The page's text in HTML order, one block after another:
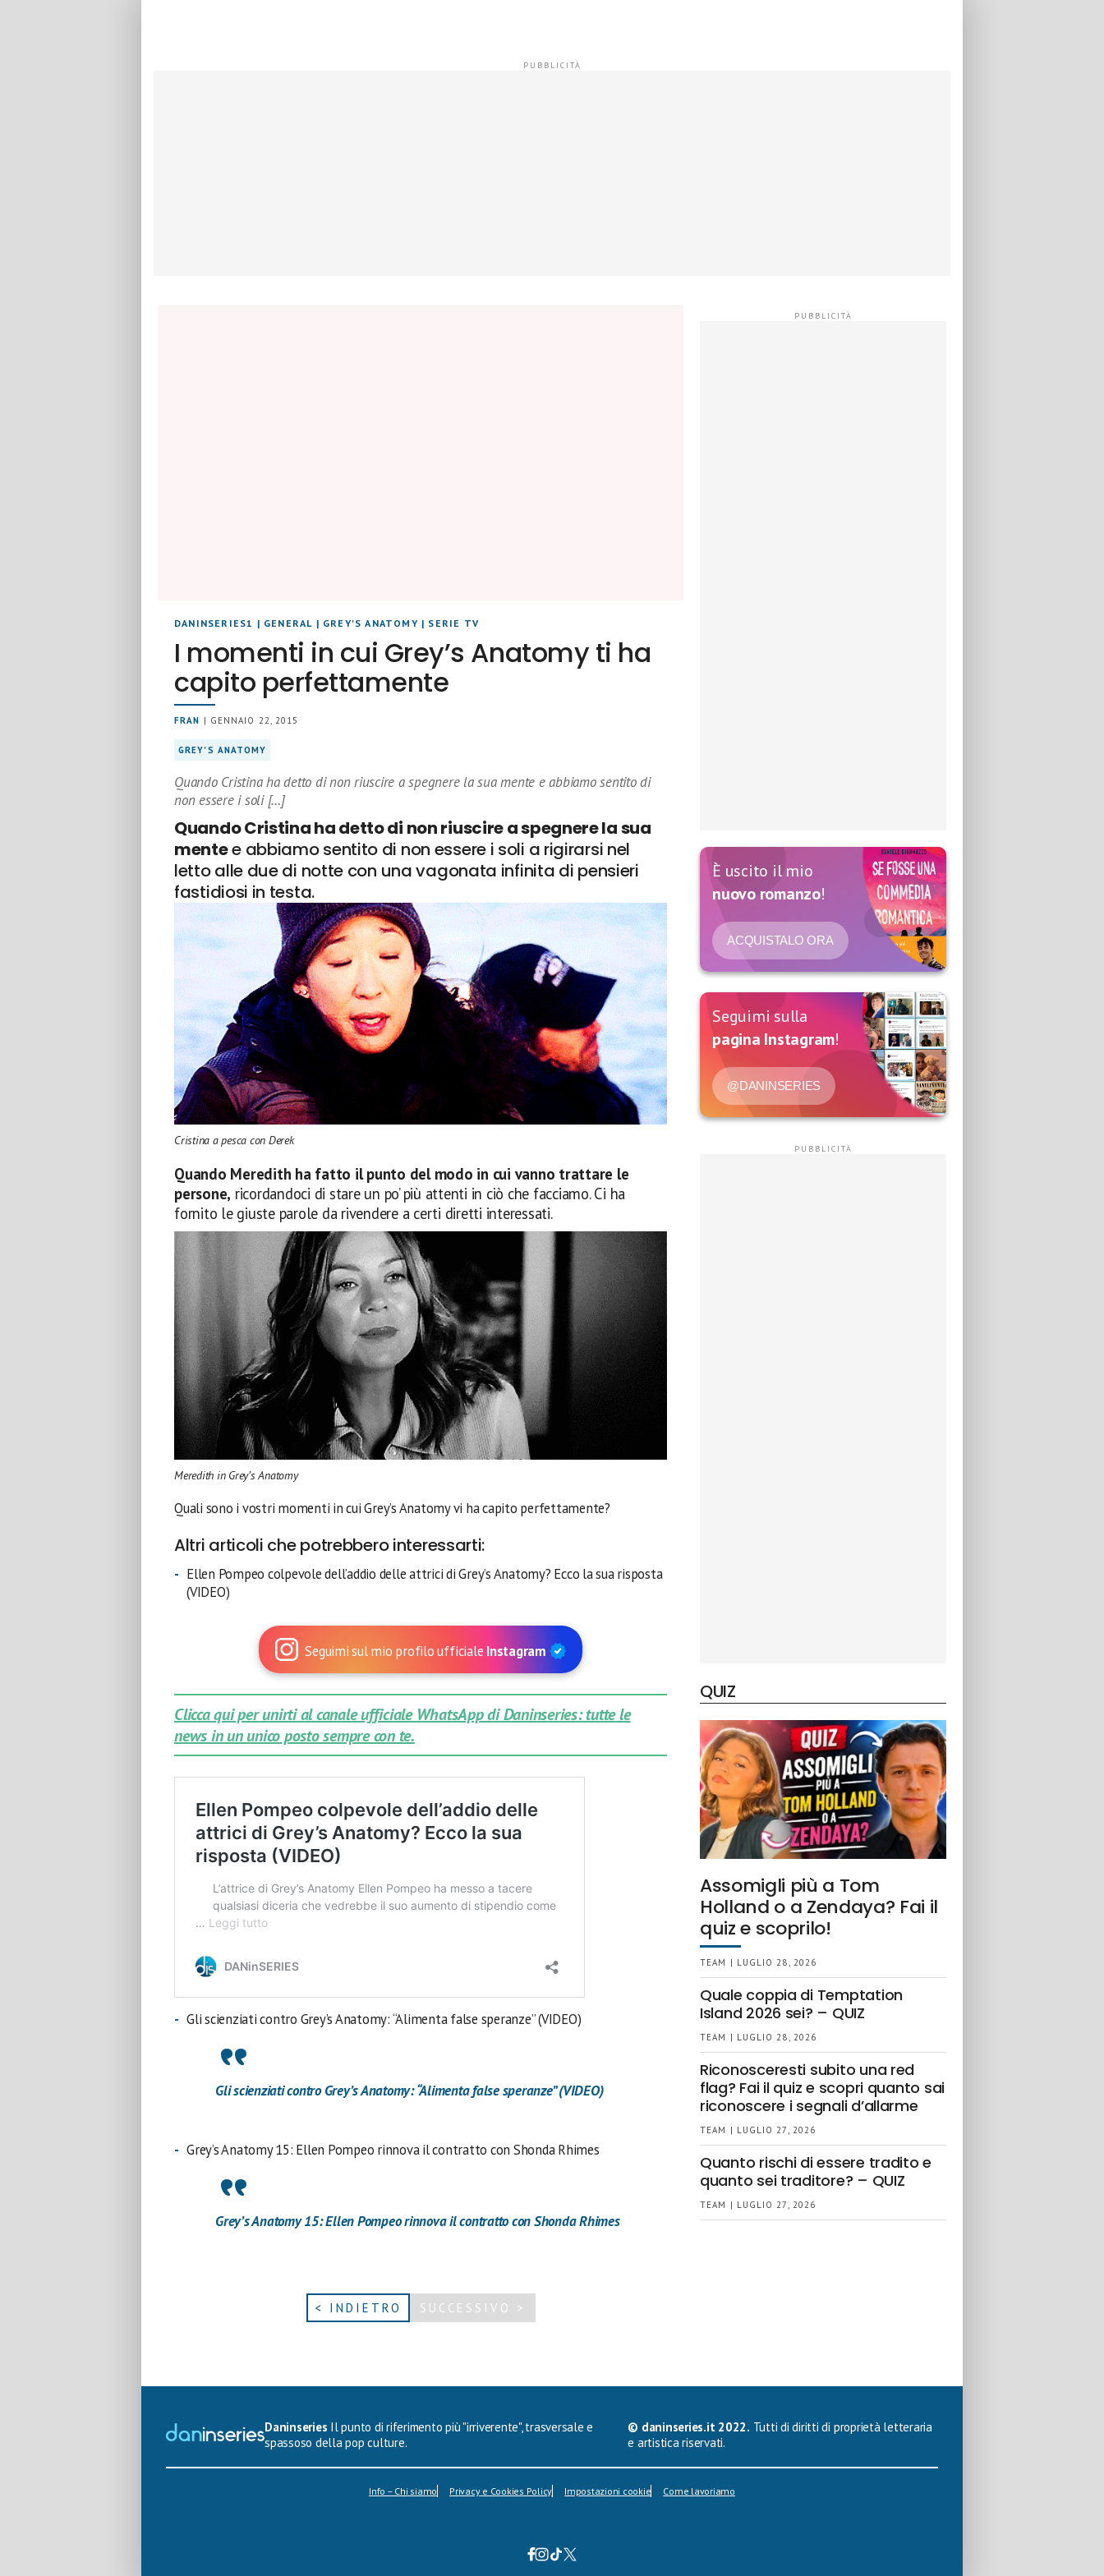
DANINSERIES1 | GENERAL | GREY'S ANATOMY| SERIE TV
I momenti in cui Grey’s Anatomy ti ha
capito perfettamente
FRAN | GENNAIO 22, 2015
GREY'S ANATOMY
Quando Cristina ha detto di non riuscire a spegnere la sua mente e abbiamo sentito di
non essere i soli […]
Quando Cristina ha detto di non riuscire a spegnere la sua
mentee abbiamo sentito di non essere i soli a rigirarsi nel
letto alle due di notte con una vagonata infinita di pensieri
fastidiosi in testa.
Cristina a pesca con Derek
Quando Meredith ha fatto il punto del modo in cui vanno trattare le
persone, ricordandoci di stare un po’ più attenti in ciò che facciamo. Ci ha
fornito le giuste parole da rivendere a certi diretti interessati.
Meredith in Grey’s Anatomy
Quali sono i vostri momenti in cui Grey’s Anatomy vi ha capito perfettamente?
Altri articoli che potrebbero interessarti:
Ellen Pompeo colpevole dell’addio delle attrici di Grey’s Anatomy? Ecco la sua risposta
(VIDEO)
Seguimi sul mio profilo ufficiale Instagram
Clicca qui per unirti al canale ufficiale WhatsApp di Daninseries: tutte le
news in un unico posto sempre con te.
Gli scienziati contro Grey’s Anatomy: “Alimenta false speranze” (VIDEO)
Gli scienziati contro Grey’s Anatomy: “Alimenta false speranze” (VIDEO)
Grey’s Anatomy 15: Ellen Pompeo rinnova il contratto con Shonda Rhimes
Grey’s Anatomy 15: Ellen Pompeo rinnova il contratto con Shonda Rhimes
< INDIETRO SUCCESSIVO >
È uscito il mio
nuovo romanzo!
ACQUISTALO ORA
Seguimi sulla
pagina Instagram!
@DANINSERIES
QUIZ
Assomigli più a Tom
Holland o a Zendaya? Fai il
quiz e scoprilo!
TEAM | LUGLIO 28, 2026
Quale coppia di Temptation
Island 2026 sei? – QUIZ
TEAM | LUGLIO 28, 2026
Riconosceresti subito una red
flag? Fai il quiz e scopri quanto sai
riconoscere i segnali d’allarme
TEAM | LUGLIO 27, 2026
Quanto rischi di essere tradito e
quanto sei traditore? – QUIZ
TEAM | LUGLIO 27, 2026
Daninseries Il punto di riferimento più "irriverente", trasversale e
spassoso della pop culture.
© daninseries.it 2022. Tutti di diritti di proprietà letteraria
e artistica riservati.
Info – Chi siamo Privacy e Cookies Policy Impostazioni cookie Come lavoriamo